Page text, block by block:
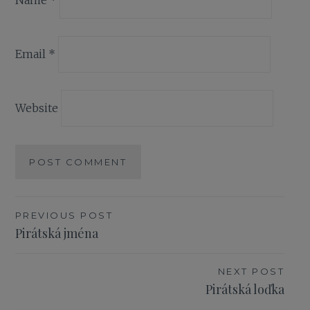
Email *
Website
Post
PREVIOUS POST
Pirátská jména
NEXT POST
Pirátská loďka